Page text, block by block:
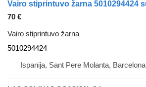
70 €
Vairo stiprintuvo žarna
5010294424
Ispanija, Sant Pere Molanta, Barcelona